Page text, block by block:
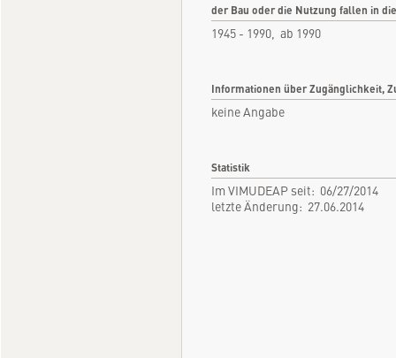
der Bau oder die Nutzung fallen in
1945 - 1990, ab 1990
Informationen über Zugänglichkeit,
keine Angabe
Statistik
Im VIMUDEAP seit: 06/27/2014
letzte Änderung: 27.06.2014